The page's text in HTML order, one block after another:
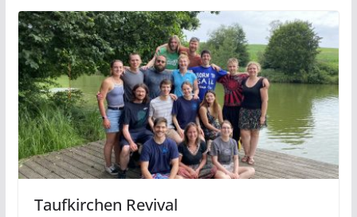
Taufkirchen Revival